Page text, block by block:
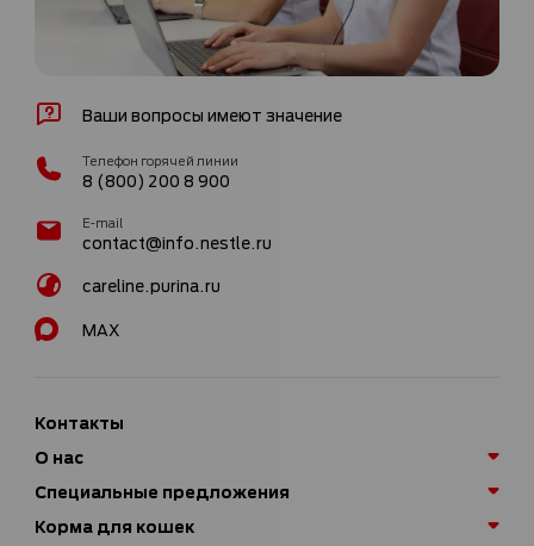
Ваши вопросы имеют значение
Телефон горячей линии
8 (800) 200 8 900
E-mail
contact@info.nestle.ru
careline.purina.ru
MAX
Контакты
О нас
Специальные предложения
Корма для кошек